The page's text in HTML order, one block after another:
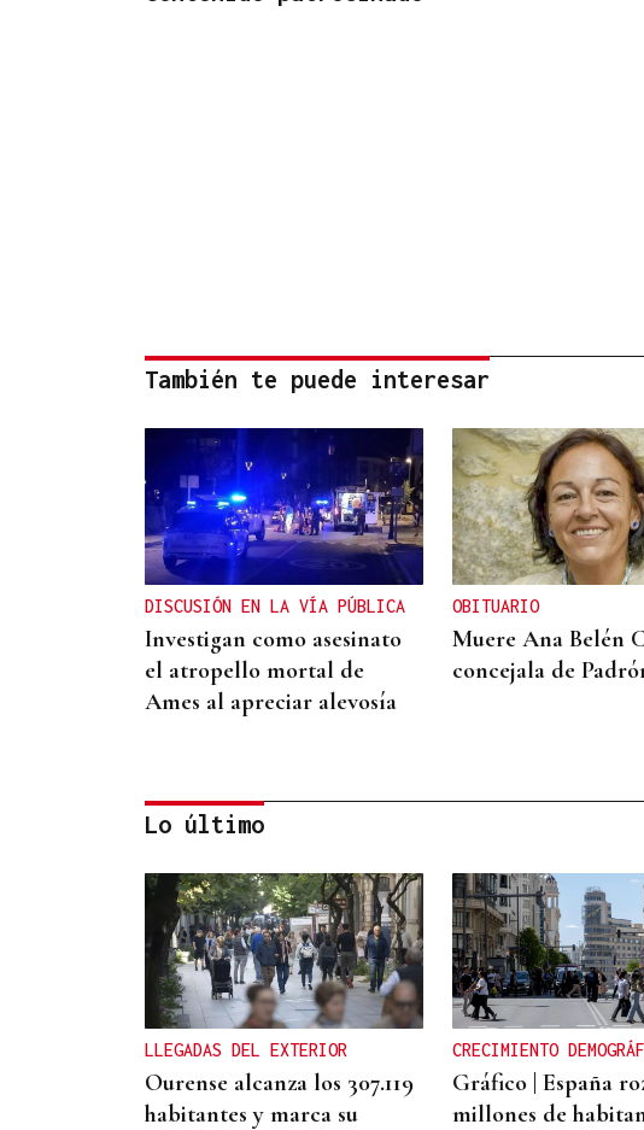
También te puede interesar
DISCUSIÓN EN LA VÍA PÚBLICA
Investigan como asesinato
el atropello mortal de
Ames al apreciar alevosía
OBITUARIO
Muere Ana Belén
concejala de
PEOR ACCIDENTE DEL SIGLO XXI
El caso del Villa de Pitanxo,
a punto de iniciar su juicio
Lo último
LLEGADAS DEL EXTERIOR
Ourense alcanza los 307.119
habitantes y marca su
CRECIMIENTO
Gráfico | España
millones de